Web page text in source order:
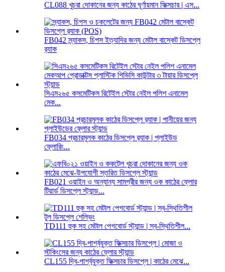
CL088 খুচরা দোকানের জন্য কাঠের ঘূর্ণায়মান ফিক্সচার | এস...
FB042 স্ন্যাকস, চিপস ইত্যাদির জন্য মেটাল বাস্কেট ডিসপ্লে
র‍্যাক
সিএম২৬৫ কসমেটিকস রিটেইল স্টোর নেইল পলিশ এনামেল
মেক...
FB034 প্রচারমূলক কাঠের ডিসপ্লে র‍্যাক | প্লাইউড
ফ্লোরিং...
FB021 ওয়াইন ও অন্যান্য সামগ্রীর জন্য ওক কাঠের ফ্লোর
টিয়ার্ড ডিসপ্লে স্ট্যান্ড...
TD111 হুক সহ মেটাল পেগবোর্ড স্ট্যান্ড | স্ব-স্থিতিশীল...
CL155 দ্বি-পার্শ্বযুক্ত ফিক্সচার ডিসপ্লে | কাঠের মেঝে...